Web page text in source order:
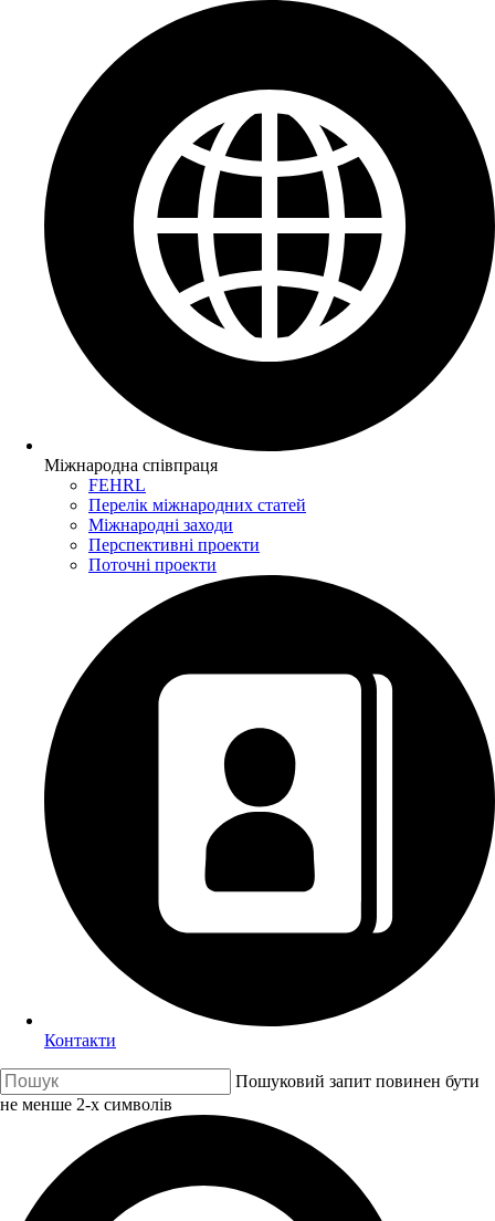
Міжнародна співпраця
FEHRL
Перелік міжнародних статей
Міжнародні заходи
Перспективні проекти
Поточні проекти
Контакти
Пошуковий запит повинен бути
не менше 2-х символів